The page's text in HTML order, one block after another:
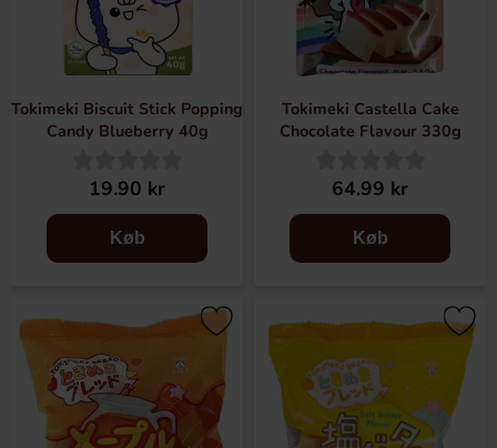
Tokimeki Biscuit Stick Popping
Candy Blueberry 40g
19.90 kr
Køb
Tokimeki Castella Cake
Chocolate Flavour 330g
64.99 kr
Køb